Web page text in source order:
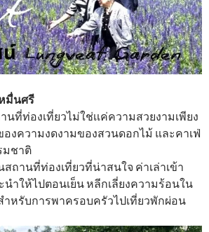
มื่นศรี
นที่ท่องเที่ยวไม่ใช่เเค่ความสวยงามเพียง
องความงดงามของสวนดอกไม้ และคาเฟ่
มชาติ
สถานที่ท่องเที่ยวที่น่าสนใจ ค่าเล่าเข้า
นำให้ไปตอนเย็น หลีกเลี่ยงความร้อนใน
ำหรับการพาครอบครัวไปเที่ยวพักผ่อน